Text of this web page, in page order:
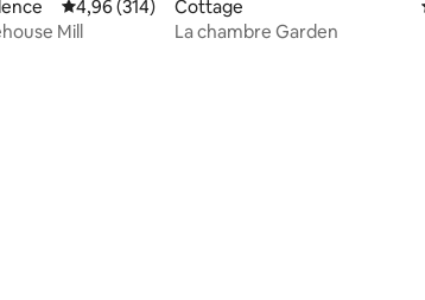
Évaluation moyenne sur la base de 314
4,96 (314)
Mill
Cottage
La chambre Garden